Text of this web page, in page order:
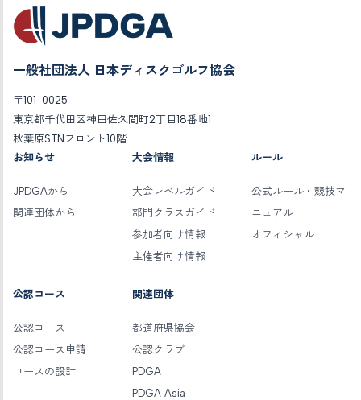
一般社団法人 日本ディスクゴルフ協会
〒101-0025
東京都千代田区神田佐久間町2丁目18番地1
秋葉原STNフロント10階
お知らせ
JPDGAから
関連団体から
大会情報
大会レベルガイド
部門クラスガイド
参加者向け情報
主催者向け情報
ルール
公式ルール・競技マ
ニュアル
オフィシャル
公認コース
公認コース
公認コース申請
コースの設計
関連団体
都道府県協会
公認クラブ
PDGA
PDGA Asia